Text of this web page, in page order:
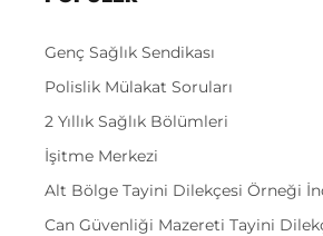
Genç Sağlık Sendikası
Polislik Mülakat Soruları
2 Yıllık Sağlık Bölümleri
İşitme Merkezi
Alt Bölge Tayini Dilekçesi Örneği
Can Güvenliği Mazereti Tayini